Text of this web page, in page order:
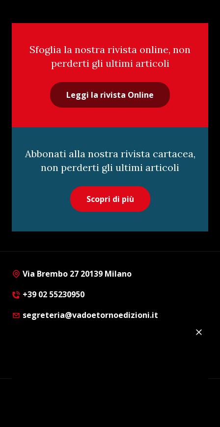
Sfoglia la nostra rivista online, non
perderti gli ultimi articoli
Leggi la rivista Online
Abbonati alla nostra rivista cartacea,
non perderti gli ultimi articoli
Scopri di più
Via Brembo 27 20139 Milano
+39 02 55230950
segreteria@vadoetornoedizioni.it